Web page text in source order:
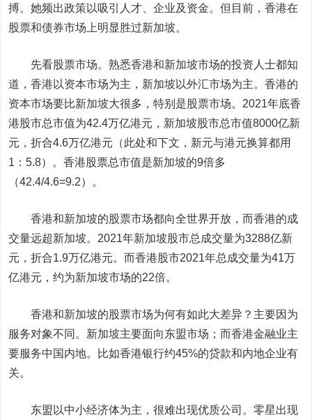
搏。她频出政策以吸引人才、企业及资金。但目前，香港在
股票和债券市场上明显胜过新加坡。
先看股票市场。熟悉香港和新加坡市场的投资人士都知
道，香港以资本市场为主，新加坡以外汇市场为主。香港的
资本市场要比新加坡大很多，特别是股票市场。 2021年底香
港股市总市值为42.4万亿港元，新加坡股市总市值8000亿新
元，折合4.6万亿港元 （此处和下文，新元与港元换算都用
1：5.8）
。香港股票总市值是新加坡的9倍多
（42.4/4.6=9.2）
。
香港和新加坡的股票市场都向全世界开放，而香港的成
交量远超新加坡。2021年新加坡股市总成交量为3288亿新
元，折合1.9万亿港元。而香港股市2021年总成交量为41万
亿港元，约为新加坡市场的22倍。
香港和新加坡的股票市场为何有如此大差异？主要因为
服务对象不同。新加坡主要面向东盟市场；而香港金融业主
要服务中国内地。比如香港银行约45%的贷款和内地企业有
关。
东盟以中小经济体为主，很难出现优质公司。零星出现